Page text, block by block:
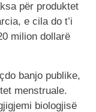
për produktet
e cila do t’i
milion dollarë
banjo publike,
menstruale.
biologjisë